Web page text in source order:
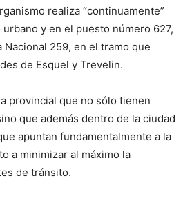
realiza “continuamente”
y en el puesto número 627,
Nacional 259, en el tramo que
de Esquel y Trevelin.
provincial que no sólo tienen
que además dentro de la ciudad
apuntan fundamentalmente a la
a minimizar al máximo la
de tránsito.